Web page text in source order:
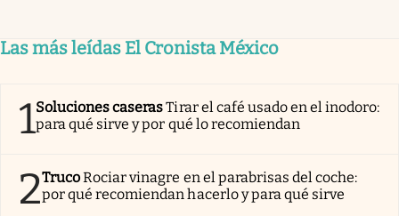
Las más leídas El Cronista México
1Soluciones caserasTirar el café usado en el inodoro:
para qué sirve y por qué lo recomiendan
2TrucoRociar vinagre en el parabrisas del coche:
por qué recomiendan hacerlo y para qué sirve